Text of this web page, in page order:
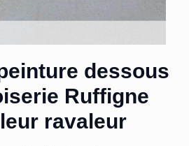
dessous
Ruffigne
ravaleur